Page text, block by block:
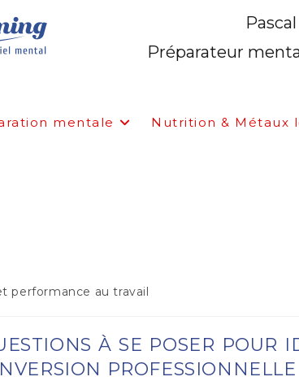
Préparateur
mentale Nutrition & Métaux
performance au travail
À SE POSER POUR
PROFESSIONNELLE